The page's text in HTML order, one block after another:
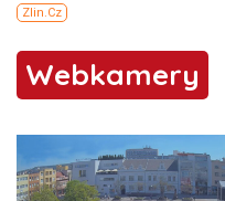
Webkamery